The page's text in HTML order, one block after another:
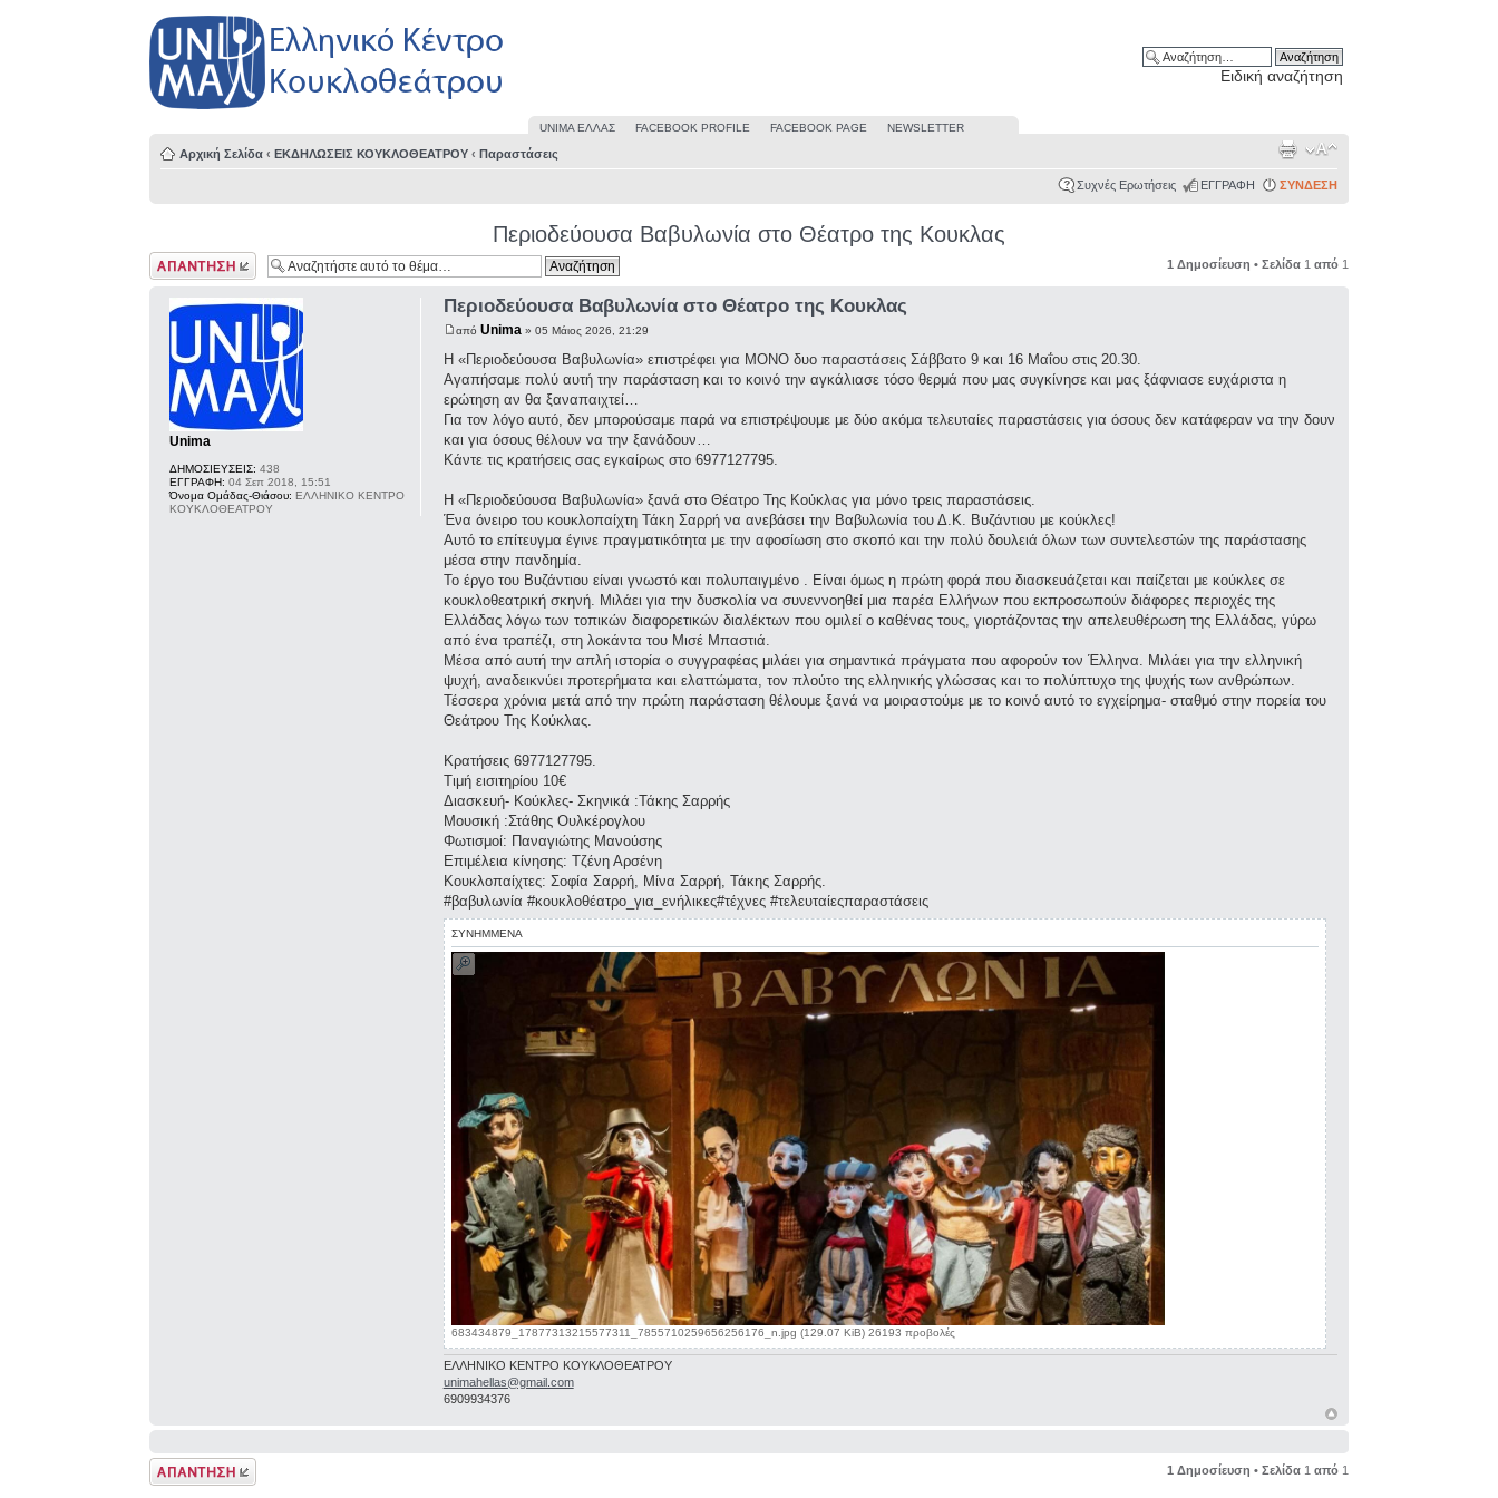
Ειδική αναζήτηση
UΝΙΜΑ ΕΛΛΑΣ FACEBOOK PROFILE FACEBOOK PAGE NEWSLETTER
Αρχική Σελίδα ‹ ΕΚΔΗΛΩΣΕΙΣ ΚΟΥΚΛΟΘΕΑΤΡΟΥ ‹ Παραστάσεις
Συχνές Ερωτήσεις ΕΓΓΡΑΦΗ ΣΥΝΔΕΣΗ
Περιοδεύουσα Βαβυλωνία στο Θέατρο της Κουκλας
Δημιουργία
απάντησης
1 Δημοσίευση • Σελίδα 1 από 1
Περιοδεύουσα Βαβυλωνία στο Θέατρο της Κουκλας
από Unima » 05 Μάιος 2026, 21:29
Η «Περιοδεύουσα Βαβυλωνία» επιστρέφει για ΜΟΝΟ δυο παραστάσεις Σάββατο 9 και 16 Μαΐου στις 20.30.
Αγαπήσαμε πολύ αυτή την παράσταση και το κοινό την αγκάλιασε τόσο θερμά που μας συγκίνησε και μας ξάφνιασε ευχάριστα η
ερώτηση αν θα ξαναπαιχτεί…
Για τον λόγο αυτό, δεν μπορούσαμε παρά να επιστρέψουμε με δύο ακόμα τελευταίες παραστάσεις για όσους δεν κατάφεραν να την δουν
και για όσους θέλουν να την ξανάδουν…
Κάντε τις κρατήσεις σας εγκαίρως στο 6977127795.
Η «Περιοδεύουσα Βαβυλωνία» ξανά στο Θέατρο Της Κούκλας για μόνο τρεις παραστάσεις.
Ένα όνειρο του κουκλοπαίχτη Τάκη Σαρρή να ανεβάσει την Βαβυλωνία του Δ.Κ. Βυζάντιου με κούκλες!
Αυτό το επίτευγμα έγινε πραγματικότητα με την αφοσίωση στο σκοπό και την πολύ δουλειά όλων των συντελεστών της παράστασης
μέσα στην πανδημία.
Το έργο του Βυζάντιου είναι γνωστό και πολυπαιγμένο . Είναι όμως η πρώτη φορά που διασκευάζεται και παίζεται με κούκλες σε
κουκλοθεατρική σκηνή. Μιλάει για την δυσκολία να συνεννοηθεί μια παρέα Ελλήνων που εκπροσωπούν διάφορες περιοχές της
Ελλάδας λόγω των τοπικών διαφορετικών διαλέκτων που ομιλεί ο καθένας τους, γιορτάζοντας την απελευθέρωση της Ελλάδας, γύρω
από ένα τραπέζι, στη λοκάντα του Μισέ Μπαστιά.
Μέσα από αυτή την απλή ιστορία ο συγγραφέας μιλάει για σημαντικά πράγματα που αφορούν τον Έλληνα. Μιλάει για την ελληνική
ψυχή, αναδεικνύει προτερήματα και ελαττώματα, τον πλούτο της ελληνικής γλώσσας και το πολύπτυχο της ψυχής των ανθρώπων.
Τέσσερα χρόνια μετά από την πρώτη παράσταση θέλουμε ξανά να μοιραστούμε με το κοινό αυτό το εγχείρημα- σταθμό στην πορεία του
Θεάτρου Της Κούκλας.
Κρατήσεις 6977127795.
Τιμή εισιτηρίου 10€
Διασκευή- Κούκλες- Σκηνικά :Τάκης Σαρρής
Μουσική :Στάθης Ουλκέρογλου
Φωτισμοί: Παναγιώτης Μανούσης
Επιμέλεια κίνησης: Τζένη Αρσένη
Κουκλοπαίχτες: Σοφία Σαρρή, Μίνα Σαρρή, Τάκης Σαρρής.
#βαβυλωνία #κουκλοθέατρο_για_ενήλικες#τέχνες #τελευταίεςπαραστάσεις
ΣΥΝΗΜΜΕΝΑ
683434879_17877313215577311_7855710259656256176_n.jpg (129.07 KiB) 26193 προβολές
ΕΛΛΗΝΙΚΟ ΚΕΝΤΡΟ ΚΟΥΚΛΟΘΕΑΤΡΟΥ
unimahellas@gmail.com
6909934376
Unima
ΔΗΜΟΣΙΕΥΣΕΙΣ: 438
ΕΓΓΡΑΦΗ: 04 Σεπ 2018, 15:51
Όνομα Ομάδας-Θιάσου: ΕΛΛΗΝΙΚΟ ΚΕΝΤΡΟ
ΚΟΥΚΛΟΘΕΑΤΡΟΥ
Δημιουργία
απάντησης
1 Δημοσίευση • Σελίδα 1 από 1